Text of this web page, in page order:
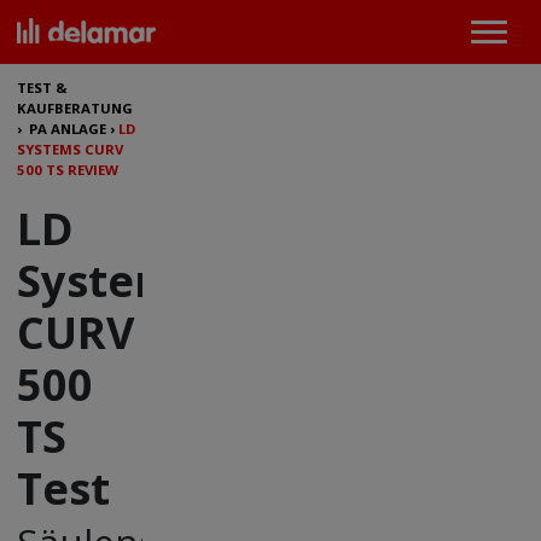
TEST &
KAUFBERATUNG
› PA ANLAGE › LD
SYSTEMS CURV
500 TS REVIEW
LD
Systems
CURV
500
TS
Test